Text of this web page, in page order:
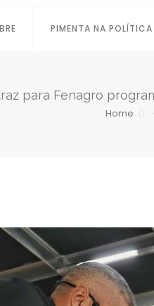
PIMENTA NA POLÍTICA
para Fenagro
Home